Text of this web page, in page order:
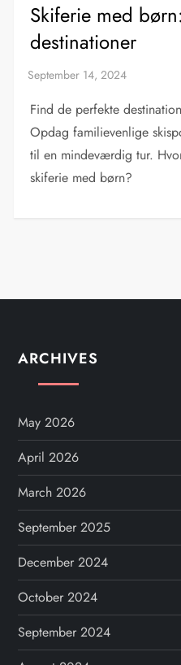
Skiferie med
destinationer
Find de perfekte
Opdag familievenlige
til en mindeværdig tur.
skiferie med børn?
ARCHIVES
May 2026
April 2026
March 2026
September 2025
December 2024
October 2024
September 2024